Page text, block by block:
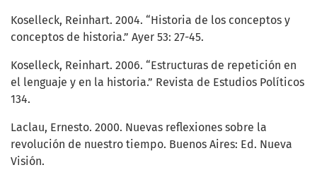
Koselleck, Reinhart. 2004. “Historia de los conceptos y
conceptos de historia.” Ayer 53: 27-45.
Koselleck, Reinhart. 2006. “Estructuras de repetición en
el lenguaje y en la historia.” Revista de Estudios Políticos
134.
Laclau, Ernesto. 2000. Nuevas reflexiones sobre la
revolución de nuestro tiempo. Buenos Aires: Ed. Nueva
Visión.